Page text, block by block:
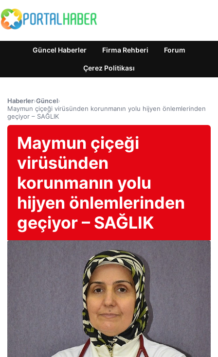
Güncel Haberler Firma Rehberi Forum
Çerez Politikası
Haberler›Güncel›
Maymun çiçeği virüsünden korunmanın yolu hijyen önlemlerinden
geçiyor – SAĞLIK
Maymun çiçeği
virüsünden
korunmanın yolu
hijyen önlemlerinden
geçiyor – SAĞLIK